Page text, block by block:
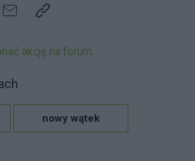
akcję na forum
nowy wątek